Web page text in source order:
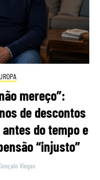
mereço”:
de descontos
do tempo e
“injusto”
Gonçalo Viegas